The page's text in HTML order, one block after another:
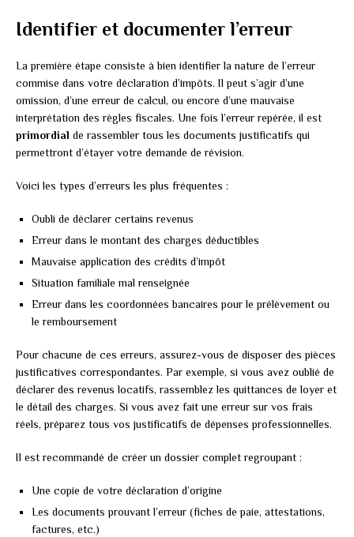
Identifier et documenter l’erreur
La première étape consiste à bien identifier la nature de l’erreur
commise dans votre déclaration d’impôts. Il peut s’agir d’une
omission, d’une erreur de calcul, ou encore d’une mauvaise
interprétation des règles fiscales. Une fois l’erreur repérée, il est
primordial de rassembler tous les documents justificatifs qui
permettront d’étayer votre demande de révision.
Voici les types d’erreurs les plus fréquentes :
Oubli de déclarer certains revenus
Erreur dans le montant des charges déductibles
Mauvaise application des crédits d’impôt
Situation familiale mal renseignée
Erreur dans les coordonnées bancaires pour le prélèvement ou
le remboursement
Pour chacune de ces erreurs, assurez-vous de disposer des pièces
justificatives correspondantes. Par exemple, si vous avez oublié de
déclarer des revenus locatifs, rassemblez les quittances de loyer et
le détail des charges. Si vous avez fait une erreur sur vos frais
réels, préparez tous vos justificatifs de dépenses professionnelles.
Il est recommandé de créer un dossier complet regroupant :
Une copie de votre déclaration d’origine
Les documents prouvant l’erreur (fiches de paie, attestations,
factures, etc.)